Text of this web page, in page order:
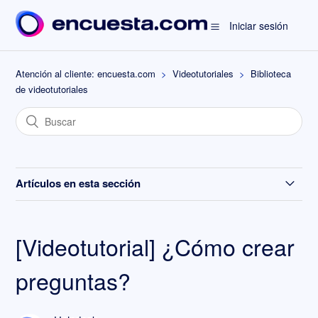
Iniciar sesión
Atención al cliente: encuesta.com Videotutoriales
Biblioteca
de videotutoriales
Artículos en esta sección
[Videotutorial] ¿Cómo personalizar el enlace de tu
[Videotutorial] ¿Cómo crear
preguntas?